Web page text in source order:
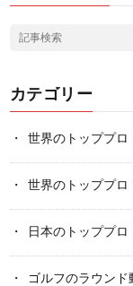
カテゴリー
世界のトッププロ
世界のトッププロ
日本のトッププロ
ゴルフのラウンド